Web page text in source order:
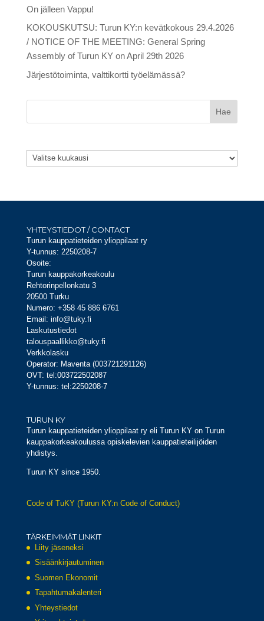
On jälleen Vappu!
KOKOUSKUTSU: Turun KY:n kevätkokous 29.4.2026
/ NOTICE OF THE MEETING: General Spring
Assembly of Turun KY on April 29th 2026
Järjestötoiminta, valttikortti työelämässä?
Arkistot
YHTEYSTIEDOT / CONTACT
Turun kauppatieteiden ylioppilaat ry
Y-tunnus: 2250208-7
Osoite:
Turun kauppakorkeakoulu
Rehtorinpellonkatu 3
20500 Turku
Numero: +358 45 886 6761
Email: info@tuky.fi
Laskutustiedot
talouspaallikko@tuky.fi
Verkkolasku
Operator: Maventa (003721291126)
OVT: tel:003722502087
Y-tunnus: tel:2250208-7
TURUN KY
Turun kauppatieteiden ylioppilaat ry eli Turun KY on Turun
kauppakorkeakoulussa opiskelevien kauppatieteilijöiden
yhdistys.
Turun KY since 1950.
Code of TuKY (Turun KY:n Code of Conduct)
TÄRKEIMMÄT LINKIT
Liity jäseneksi
Sisäänkirjautuminen
Suomen Ekonomit
Tapahtumakalenteri
Yhteystiedot